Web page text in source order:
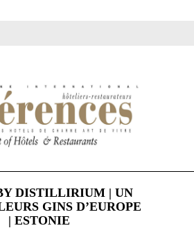
DISTILLIRIUM | UN
GINS D’EUROPE
| ESTONIE